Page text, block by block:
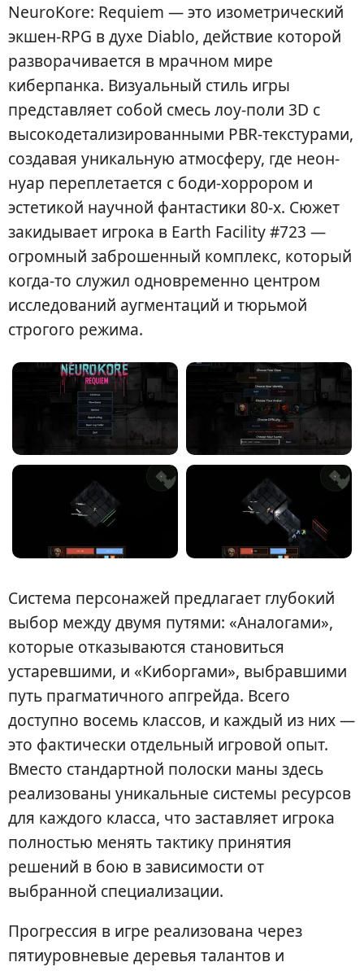
NeuroKore: Requiem — это изометрический
экшен-RPG в духе Diablo, действие которой
разворачивается в мрачном мире
киберпанка. Визуальный стиль игры
представляет собой смесь лоу-поли 3D с
высокодетализированными PBR-текстурами,
создавая уникальную атмосферу, где неон-
нуар переплетается с боди-хоррором и
эстетикой научной фантастики 80-х. Сюжет
закидывает игрока в Earth Facility #723 —
огромный заброшенный комплекс, который
когда-то служил одновременно центром
исследований аугментаций и тюрьмой
строгого режима.
Система персонажей предлагает глубокий
выбор между двумя путями: «Аналогами»,
которые отказываются становиться
устаревшими, и «Киборгами», выбравшими
путь прагматичного апгрейда. Всего
доступно восемь классов, и каждый из них —
это фактически отдельный игровой опыт.
Вместо стандартной полоски маны здесь
реализованы уникальные системы ресурсов
для каждого класса, что заставляет игрока
полностью менять тактику принятия
решений в бою в зависимости от
выбранной специализации.
Прогрессия в игре реализована через
пятиуровневые деревья талантов и